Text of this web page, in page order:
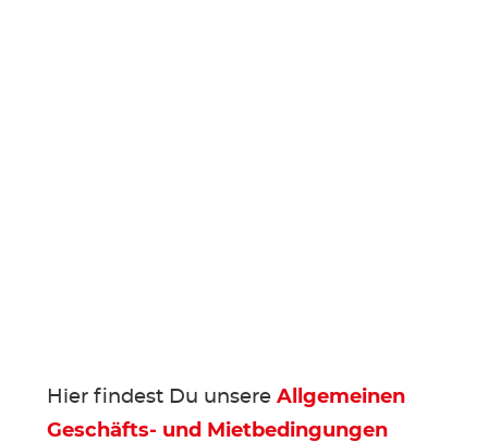
Hier findest Du unsere Allgemeinen
Geschäfts- und Mietbedingungen